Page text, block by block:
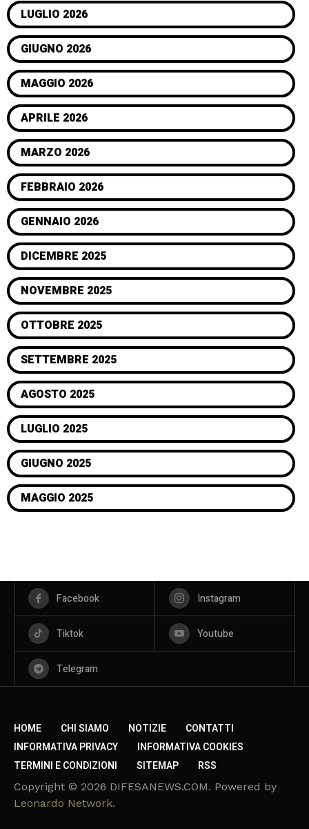
LUGLIO 2026
GIUGNO 2026
MAGGIO 2026
APRILE 2026
MARZO 2026
FEBBRAIO 2026
GENNAIO 2026
DICEMBRE 2025
NOVEMBRE 2025
OTTOBRE 2025
SETTEMBRE 2025
AGOSTO 2025
LUGLIO 2025
GIUGNO 2025
MAGGIO 2025
Facebook Instagram
Tiktok Youtube
Telegram
HOME CHI SIAMO NOTIZIE
CONTATTI
INFORMATIVA PRIVACY
INFORMATIVA COOKIES
TERMINI E CONDIZIONI
SITEMAP RSS
Copyright © 2026 DIFESANEWS.COM. Powered by
Leonardo Network.